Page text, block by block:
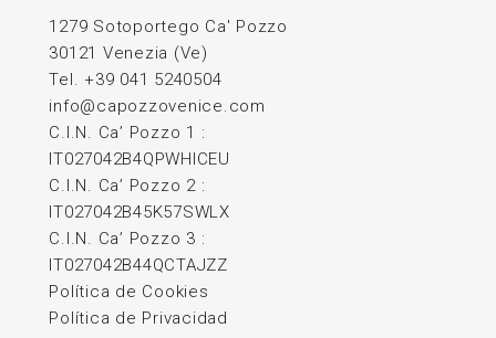
1279 Sotoportego Ca' Pozzo
30121 Venezia (Ve)
Tel. +39 041 5240504
info@capozzovenice.com
C.I.N. Ca’ Pozzo 1 :
IT027042B4QPWHICEU
C.I.N. Ca’ Pozzo 2 :
IT027042B45K57SWLX
C.I.N. Ca’ Pozzo 3 :
IT027042B44QCTAJZZ
Política de Cookies
Política de Privacidad